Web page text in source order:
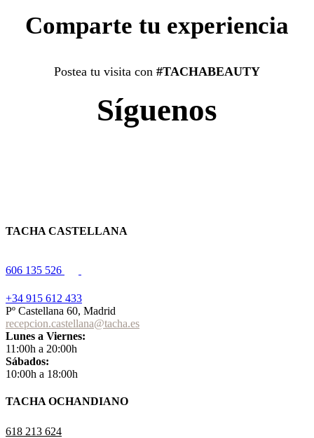
Comparte tu experiencia
Postea tu visita con #TACHABEAUTY
Síguenos
TACHA CASTELLANA
606 135 526
+34 915 612 433
Pº Castellana 60, Madrid
recepcion.castellana@tacha.es
Lunes a Viernes:
11:00h a 20:00h
Sábados:
10:00h a 18:00h
TACHA OCHANDIANO
618 213 624